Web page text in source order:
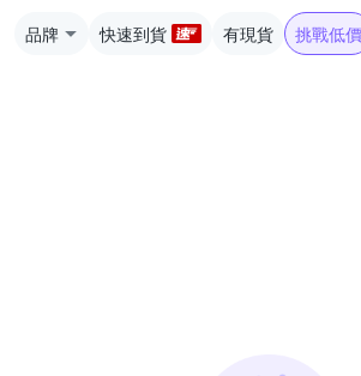
品牌 快速到貨 有現貨 挑戰低價